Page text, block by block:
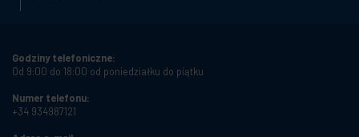
Godziny telefoniczne:
Od 9:00 do 18:00 od poniedziałku do piątku
Numer telefonu:
+34 934987121